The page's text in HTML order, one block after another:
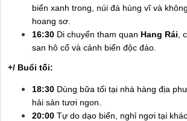
biển xanh trong, núi đá hùng vĩ và
hoang sơ.
16:30 Di chuyển tham quan Hang Rái ,
san hô cổ và cảnh biển độc đáo.
+/ Buổi tối:
18:30 Dùng bữa tối tại nhà hàng địa
hải sản tươi ngon.
20:00 Tự do dạo biển, nghỉ ngơi tại